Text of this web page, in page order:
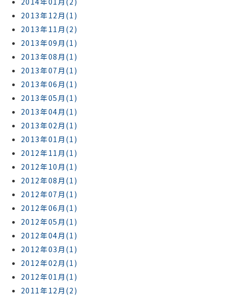
2013年12月(1)
2013年11月(2)
2013年09月(1)
2013年08月(1)
2013年07月(1)
2013年06月(1)
2013年05月(1)
2013年04月(1)
2013年02月(1)
2013年01月(1)
2012年11月(1)
2012年10月(1)
2012年08月(1)
2012年07月(1)
2012年06月(1)
2012年05月(1)
2012年04月(1)
2012年03月(1)
2012年02月(1)
2012年01月(1)
2011年12月(2)